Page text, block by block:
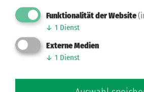
Zurück
Funktionalität der Website
↓ 1 Dienst
Externe Medien
↓ 1 Dienst